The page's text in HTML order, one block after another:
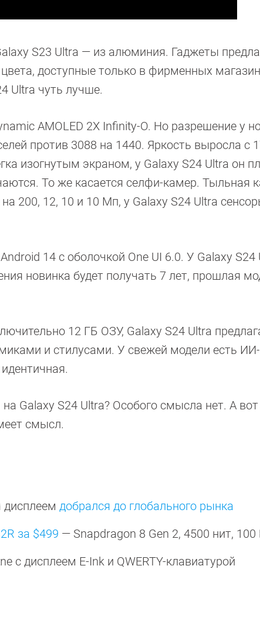
S23 Ultra — из алюминия. Гаджеты
доступные только в фирменных
Ultra чуть лучше.
AMOLED 2X Infinity-O. Но разрешение у
против 3088 на 1440. Яркость выросла с
изогнутым экраном, у Galaxy S24 Ultra он
То же касается селфи-камер. Тыльная
200, 12, 10 и 10 Мп, у Galaxy S24 Ultra
14 с оболочкой One UI 6.0. У Galaxy S24
новинка будет получать 7 лет, прошлая
12 ГБ ОЗУ, Galaxy S24 Ultra
и стилусами. У свежей модели есть
Galaxy S24 Ultra? Особого смысла нет. А
смысл.
добрался до глобального рынка
за $499 — Snapdragon 8 Gen 2, 4500 нит, 100
с дисплеем E-Ink и QWERTY-клавиатурой